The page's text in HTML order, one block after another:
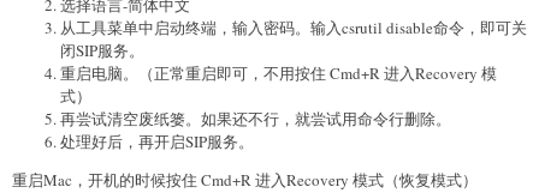
选择语言-简体中文
从工具菜单中启动终端，输入密码。输入csrutil disable命令，即可关
闭SIP服务。
重启电脑。（正常重启即可，不用按住 Cmd+R 进入Recovery 模
式）
再尝试清空废纸篓。如果还不行，就尝试用命令行删除。
处理好后，再开启SIP服务。
重启Mac，开机的时候按住 Cmd+R 进入Recovery 模式（恢复模式）